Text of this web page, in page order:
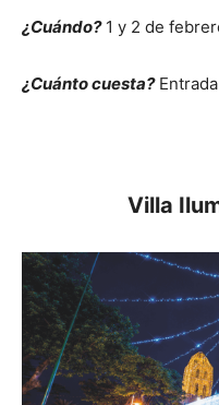
¿Cuándo?1 y 2 de
¿Cuánto cuesta?
Villa